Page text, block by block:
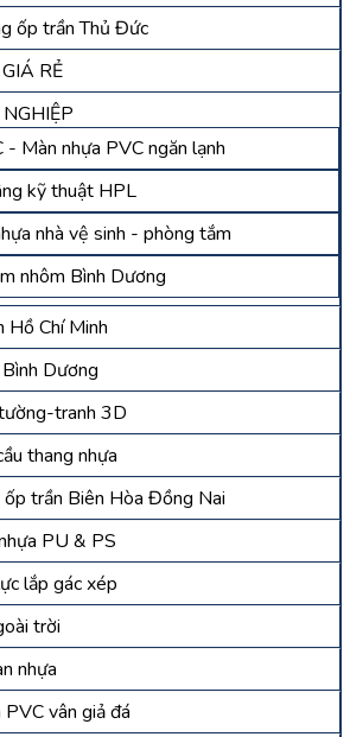
ốp trần Thủ Đức
RẺ
- Màn nhựa PVC ngăn lạnh
kỹ thuật HPL
nhà vệ sinh - phòng tắm
nhôm Bình Dương
Hồ Chí Minh
Dương
tranh 3D
thang nhựa
trần Biên Hòa Đồng Nai
PU & PS
lắp gác xép
trời
nhựa
vân giả đá